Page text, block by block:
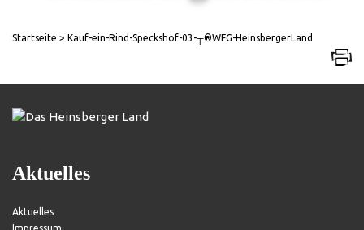
Startseite > Kauf-ein-Rind-Speckshof-03-┬®WFG-HeinsbergerLand
Aktuelles
Aktuelles